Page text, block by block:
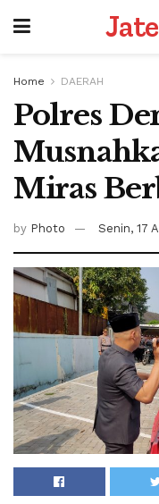
Home DAERAH
Polres
Miras
by Photo Senin, 17